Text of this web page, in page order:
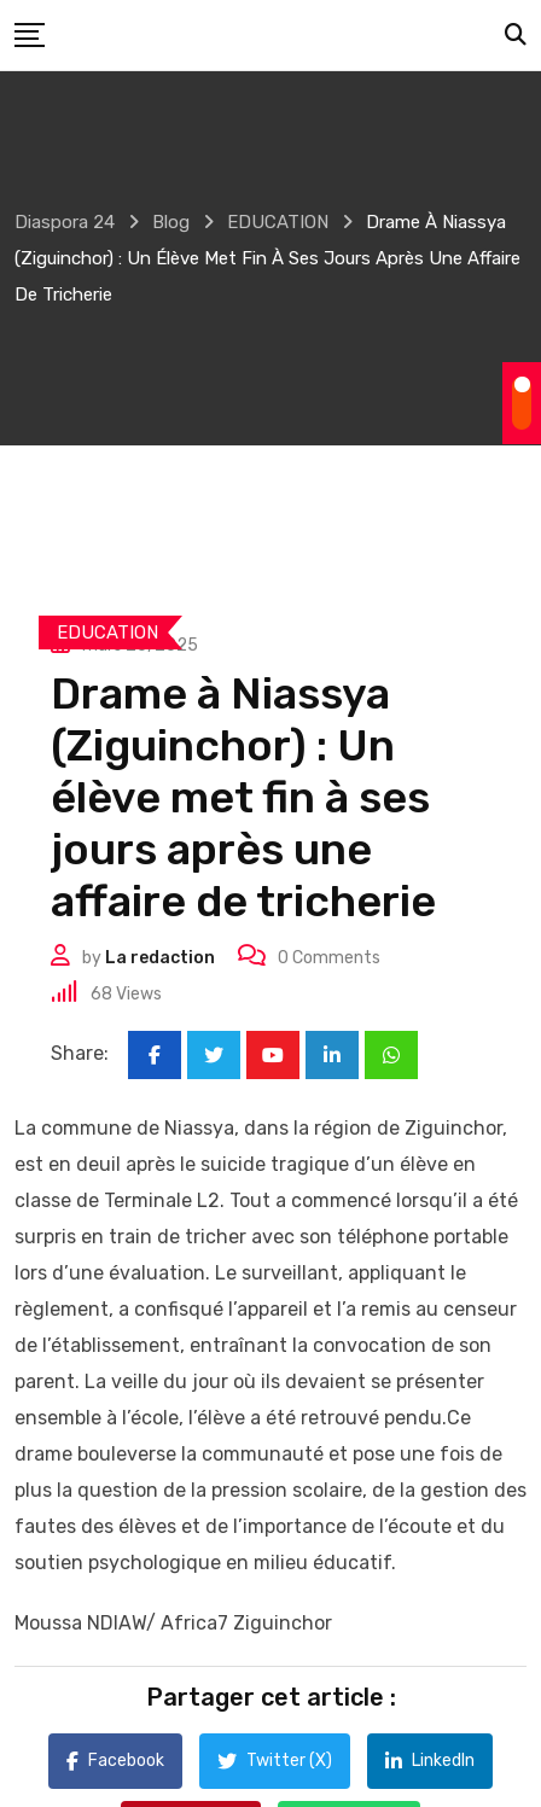
to
Diaspora 24 Blog EDUCATION
Drame À Niassya
(Ziguinchor) : Un Élève Met Fin À Ses Jours Après Une Affaire
De Tricherie
EDUCATION
mars 26, 2025
Drame à Niassya
(Ziguinchor) : Un
élève met fin à ses
jours après une
affaire de tricherie
by La redaction 0 Comments
68 Views
Share:
LinkedInWhatsapp
La commune de Niassya, dans la région de Ziguinchor,
est en deuil après le suicide tragique d’un élève en
classe de Terminale L2. Tout a commencé lorsqu’il a été
surpris en train de tricher avec son téléphone portable
lors d’une évaluation. Le surveillant, appliquant le
règlement, a confisqué l’appareil et l’a remis au censeur
de l’établissement, entraînant la convocation de son
parent. La veille du jour où ils devaient se présenter
ensemble à l’école, l’élève a été retrouvé pendu.Ce
drame bouleverse la communauté et pose une fois de
plus la question de la pression scolaire, de la gestion des
fautes des élèves et de l’importance de l’écoute et du
soutien psychologique en milieu éducatif.
Moussa NDIAW/ Africa7 Ziguinchor
Partager cet article :
Facebook Twitter (X) LinkedIn